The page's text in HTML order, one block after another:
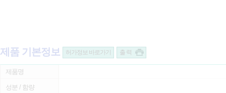
제품 기본정보 허가정보 바로가기 출 력
제품명
성분 / 함량